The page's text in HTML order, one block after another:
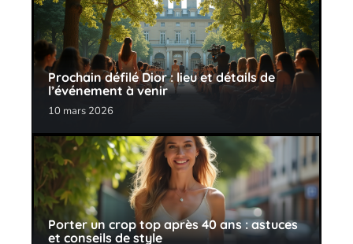
Prochain défilé Dior : lieu et détails de
l’événement à venir
10 mars 2026
Porter un crop top après 40 ans : astuces
et conseils de style